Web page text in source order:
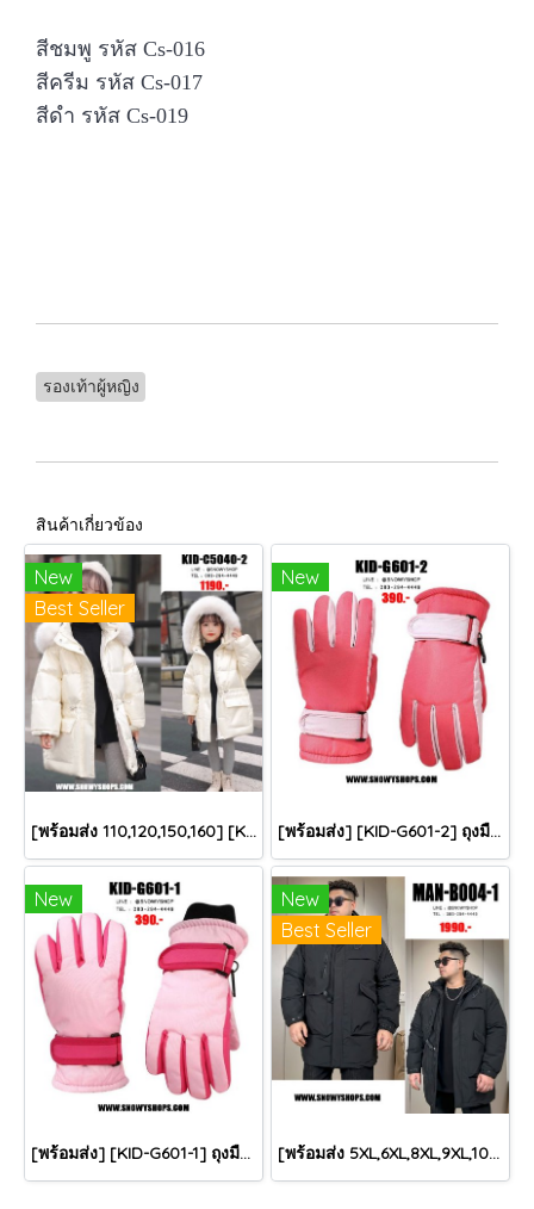
สีชมพู รหัส Cs-016
สีครีม รหัส Cs-017
สีดำ รหัส Cs-019
รองเท้าผู้หญิง
สินค้าเกี่ยวข้อง
New
Best Seller
[พร้อมส่ง 110,120,150,160] [KID-C5040-2] เสื้อโค้ทกันหนาวเด็กขนเป็ดสีขาว แขนยาว มีกระเป๋าสองข้าง แบบซิปด้านหน้า หมวกฮู้ดติดเฟอร์ฟรุ้งฟริ้งใส่ติดลบกันหนาว เล่นหิมะได้ค่ะ
New
[พร้อมส่ง] [KID-G601-2] ถุงมือกันหนาวเด็กสีชมพูเข้ม ซับขนด้านใน ใส่กันหนาวเล่นหิมะได้ (เหมาะสำหรับเด็ก 3-5ขวบ)
New
[พร้อมส่ง] [KID-G601-1] ถุงมือกันหนาวเด็กสีชมพูอ่อน ซับขนด้านใน ใส่กันหนาวเล่นหิมะได้ (เหมาะสำหรับเด็ก 3-5ขวบ)
New
Best Seller
[พร้อมส่ง 5XL,6XL,8XL,9XL,10XL] [Man-B004-1] Down Jackets BigSize เสื้อโค้ทขนเป็ดกันหนาวสีดำชายไซด์ใหญ่ มีหมวกฮู้ด ซิปด้านหน้า กันน้ำ ใส่กันหนาวติดลบได้อย่างดี